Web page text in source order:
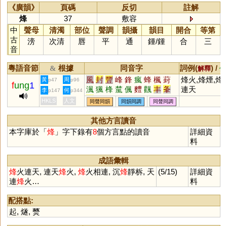
《廣韻》 頁碼 反切
註解
烽
37
敷容
中
古
音
聲母 清濁 部位 聲調 韻攝 韻目 開合
等第
滂
次清 唇 平 通 鍾/鍾 合 三
粵語音節 & 根據 同音字 詞例(解釋) /
fung1
黃 p47 周 p96 風 封 豐 峰 鋒 瘋 蜂 楓 葑
渢 猦 桻 檒 偑 麷 飌 丰 夆
妦 崶 蘴 犎 酆 灃
烽火,烽煙,烽
連天
李 p147 何 p344
HKLS 人文 同聲同韻 同韻同調 同聲同調
其他方言讀音
本字庫於「烽」字下錄有8個方言點的讀音
詳細資
料
成語彙輯
烽火連天, 連天烽火, 烽火相連, 沉烽靜柝, 天
連烽火…
(5/15)
詳細資
料
配搭點:
起, 燧, 燹